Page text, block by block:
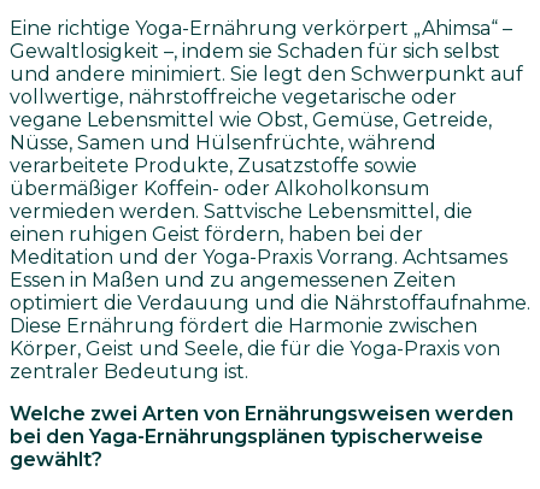
Eine richtige Yoga-Ernährung verkörpert „Ahimsa“ –
Gewaltlosigkeit –, indem sie Schaden für sich selbst
und andere minimiert. Sie legt den Schwerpunkt auf
vollwertige, nährstoffreiche vegetarische oder
vegane Lebensmittel wie Obst, Gemüse, Getreide,
Nüsse, Samen und Hülsenfrüchte, während
verarbeitete Produkte, Zusatzstoffe sowie
übermäßiger Koffein- oder Alkoholkonsum
vermieden werden. Sattvische Lebensmittel, die
einen ruhigen Geist fördern, haben bei der
Meditation und der Yoga-Praxis Vorrang. Achtsames
Essen in Maßen und zu angemessenen Zeiten
optimiert die Verdauung und die Nährstoffaufnahme.
Diese Ernährung fördert die Harmonie zwischen
Körper, Geist und Seele, die für die Yoga-Praxis von
zentraler Bedeutung ist.
Welche zwei Arten von Ernährungsweisen werden
bei den Yaga-Ernährungsplänen typischerweise
gewählt?